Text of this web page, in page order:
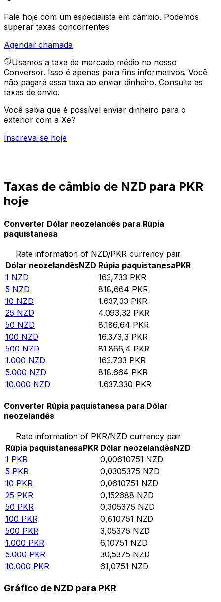
Fale hoje com um especialista em câmbio. Podemos
superar taxas concorrentes.
Agendar chamada
Usamos a taxa de mercado médio no nosso
Conversor. Isso é apenas para fins informativos. Você
não pagará essa taxa ao enviar dinheiro. Consulte as
taxas de envio.
Você sabia que é possível enviar dinheiro para o
exterior com a Xe?
Inscreva-se hoje
Taxas de câmbio de NZD para PKR
hoje
Converter Dólar neozelandês para Rúpia
paquistanesa
Rate information of NZD/PKR currency pair
Dólar neozelandêsNZD Rúpia paquistanesaPKR
1 NZD 163,733 PKR
5 NZD 818,664 PKR
10 NZD 1.637,33 PKR
25 NZD 4.093,32 PKR
50 NZD 8.186,64 PKR
100 NZD 16.373,3 PKR
500 NZD 81.866,4 PKR
1.000 NZD 163.733 PKR
5.000 NZD 818.664 PKR
10.000 NZD 1.637.330 PKR
Converter Rúpia paquistanesa para Dólar
neozelandês
Rate information of PKR/NZD currency pair
Rúpia paquistanesaPKR Dólar neozelandêsNZD
1 PKR 0,00610751 NZD
5 PKR 0,0305375 NZD
10 PKR 0,0610751 NZD
25 PKR 0,152688 NZD
50 PKR 0,305375 NZD
100 PKR 0,610751 NZD
500 PKR 3,05375 NZD
1.000 PKR 6,10751 NZD
5.000 PKR 30,5375 NZD
10.000 PKR 61,0751 NZD
Gráfico de NZD para PKR